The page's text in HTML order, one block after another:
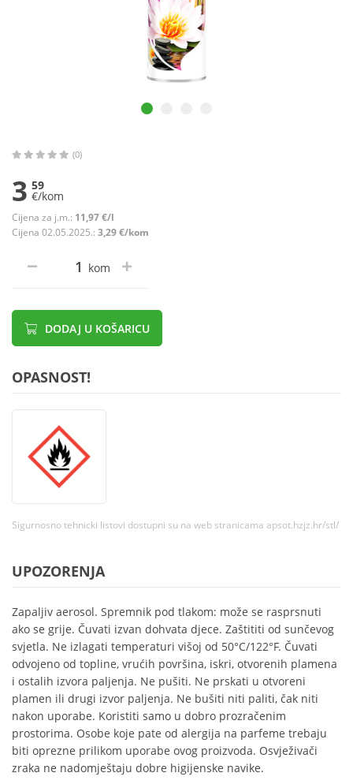
(0)
3 59
€/kom
Cijena za j.m.: 11,97 €/l
Cijena 02.05.2025.: 3,29 €/kom
kom
DODAJ U KOŠARICU
OPASNOST!
Sigurnosno tehnicki listovi dostupni su na web stranicama apsot.hzjz.hr/stl/
UPOZORENJA
Zapaljiv aerosol. Spremnik pod tlakom: može se rasprsnuti
ako se grije. Čuvati izvan dohvata djece. Zaštititi od sunčevog
svjetla. Ne izlagati temperaturi višoj od 50°C/122°F. Čuvati
odvojeno od topline, vrućih površina, iskri, otvorenih plamena
i ostalih izvora paljenja. Ne pušiti. Ne prskati u otvoreni
plamen ili drugi izvor paljenja. Ne bušiti niti paliti, čak niti
nakon uporabe. Koristiti samo u dobro prozračenim
prostorima. Osobe koje pate od alergija na parfeme trebaju
biti oprezne prilikom uporabe ovog proizvoda. Osvježivači
zraka ne nadomještaju dobre higijenske navike.